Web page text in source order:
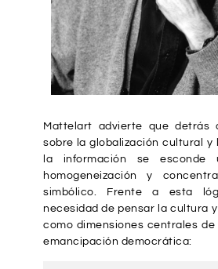
Mattelart advierte que detrás
sobre la globalización cultural y
la información se esconde
homogeneización y
simbólico. Frente a esta
necesidad de pensar la cultura
como dimensiones centrales
emancipación democrática: